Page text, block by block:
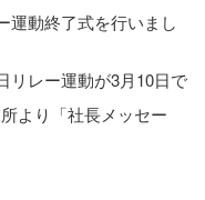
運動終了式を行いまし
リレー運動が3月10日で
より「社長メッセー